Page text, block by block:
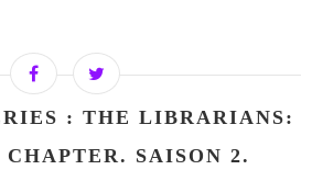
: THE LIBRARIANS:
SAISON 2.